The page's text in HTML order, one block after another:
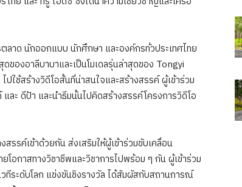
าด นักออกแบบ นักศึกษา และองค์กรทั่วประเทศไทย
ของอาลีบาบาและเป็นโมเดลรุ่นล่าสุดของ Tongyi
ใช้สร้างวิดีโอสั้นที่น่าสนใจและสร้างสรรค์ ผู้เข้าร่วม
ะ ดีป้า และนำธีมนั้นไปคิดสร้างสรรค์โครงการวิดีโอ
รรค์เข้าด้วยกัน ส่งเสริมให้ผู้เข้าร่วมขับเคลื่อน
อกาสทางวิชาชีพและวิชาการไปพร้อม ๆ กัน ผู้เข้าร่วม
ทีระดับโลก แข่งขันชิงรางวัล ได้สัมผัสกับสถานการณ์